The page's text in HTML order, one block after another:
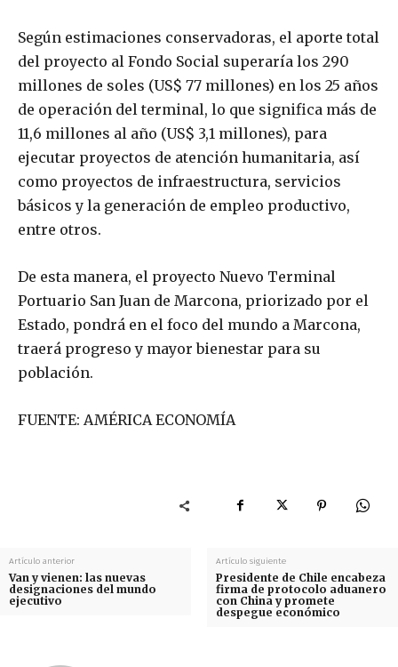
Según estimaciones conservadoras, el aporte total
del proyecto al Fondo Social superaría los 290
millones de soles (US$ 77 millones) en los 25 años
de operación del terminal, lo que significa más de
11,6 millones al año (US$ 3,1 millones), para
ejecutar proyectos de atención humanitaria, así
como proyectos de infraestructura, servicios
básicos y la generación de empleo productivo,
entre otros.
De esta manera, el proyecto Nuevo Terminal
Portuario San Juan de Marcona, priorizado por el
Estado, pondrá en el foco del mundo a Marcona,
traerá progreso y mayor bienestar para su
población.
FUENTE: AMÉRICA ECONOMÍA
Artículo anterior
Van y vienen: las nuevas
designaciones del mundo
ejecutivo
Artículo siguiente
Presidente de Chile encabeza
firma de protocolo aduanero
con China y promete
despegue económico